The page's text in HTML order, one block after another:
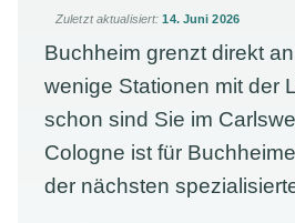
Zuletzt aktualisiert: 14. Juni 2026
Buchheim grenzt direkt
wenige Stationen mit der
schon sind Sie im
Cologne ist für
der nächsten